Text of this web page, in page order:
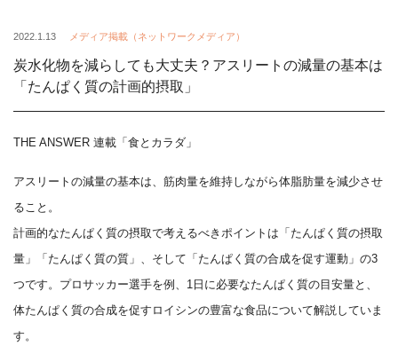
2022.1.13 メディア掲載（ネットワークメディア）
炭水化物を減らしても大丈夫？アスリートの減量の基本は
「たんぱく質の計画的摂取」
THE ANSWER 連載「食とカラダ」
アスリートの減量の基本は、筋肉量を維持しながら体脂肪量を減少させ
ること。
計画的なたんぱく質の摂取で考えるべきポイントは「たんぱく質の摂取
量」「たんぱく質の質」、そして「たんぱく質の合成を促す運動」の3
つです。プロサッカー選手を例、1日に必要なたんぱく質の目安量と、
体たんぱく質の合成を促すロイシンの豊富な食品について解説していま
す。